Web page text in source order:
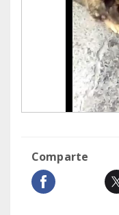
Comparte